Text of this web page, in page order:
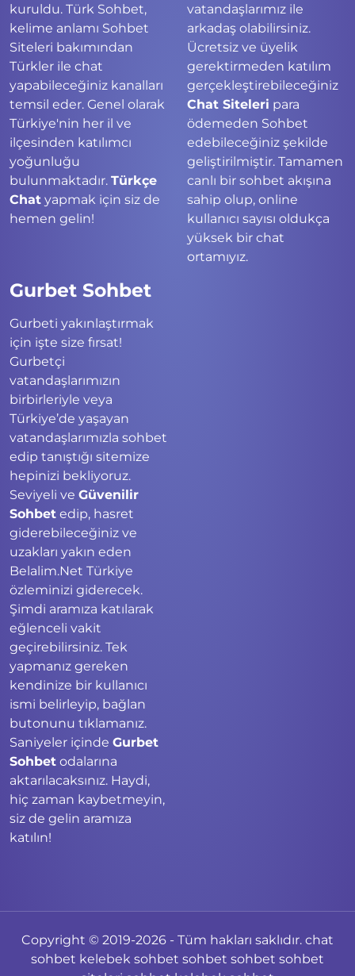
kuruldu. Türk Sohbet,
kelime anlamı Sohbet
Siteleri bakımından
Türkler ile chat
yapabileceğiniz kanalları
temsil eder. Genel olarak
Türkiye'nin her il ve
ilçesinden katılımcı
yoğunluğu
bulunmaktadır. Türkçe
Chat yapmak için siz de
hemen gelin!
vatandaşlarımız ile
arkadaş olabilirsiniz.
Ücretsiz ve üyelik
gerektirmeden katılım
gerçekleştirebileceğiniz
Chat Siteleri para
ödemeden Sohbet
edebileceğiniz şekilde
geliştirilmiştir. Tamamen
canlı bir sohbet akışına
sahip olup, online
kullanıcı sayısı oldukça
yüksek bir chat
ortamıyız.
Gurbet Sohbet
Gurbeti yakınlaştırmak
için işte size fırsat!
Gurbetçi
vatandaşlarımızın
birbirleriyle veya
Türkiye’de yaşayan
vatandaşlarımızla sohbet
edip tanıştığı sitemize
hepinizi bekliyoruz.
Seviyeli ve Güvenilir
Sohbet edip, hasret
giderebileceğiniz ve
uzakları yakın eden
Belalim.Net Türkiye
özleminizi giderecek.
Şimdi aramıza katılarak
eğlenceli vakit
geçirebilirsiniz. Tek
yapmanız gereken
kendinize bir kullanıcı
ismi belirleyip, bağlan
butonunu tıklamanız.
Saniyeler içinde Gurbet
Sohbet odalarına
aktarılacaksınız. Haydi,
hiç zaman kaybetmeyin,
siz de gelin aramıza
katılın!
Copyright © 2019-2026 - Tüm hakları saklıdır. chat
sohbet kelebek sohbet sohbet sohbet sohbet